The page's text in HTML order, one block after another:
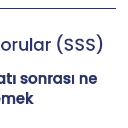
(SSS)
sonrası ne